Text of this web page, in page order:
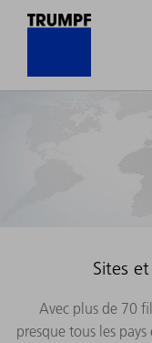
Sites
Avec plus de 70
presque tous les